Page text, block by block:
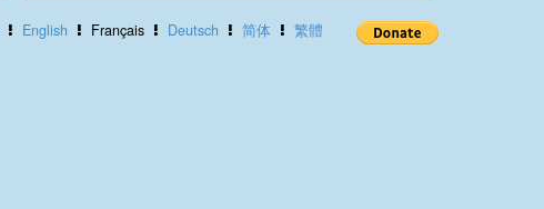
English Français Deutsch 简体 繁體